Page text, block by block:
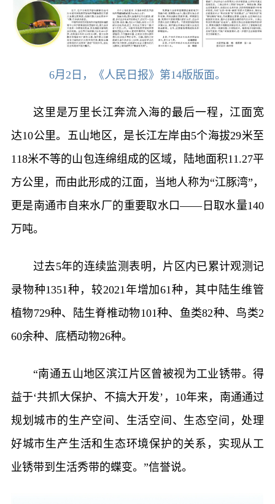
6月2日，《人民日报》第14版版面。
这里是万里长江奔流入海的最后一程，江面宽
达10公里。五山地区，是长江左岸由5个海拔29米至
118米不等的山包连绵组成的区域，陆地面积11.27平
方公里，而由此形成的江面，当地人称为“江豚湾”，
更是南通市自来水厂的重要取水口——日取水量140
万吨。
过去5年的连续监测表明，片区内已累计观测记
录物种1351种，较2021年增加61种，其中陆生维管
植物729种、陆生脊椎动物101种、鱼类82种、鸟类2
60余种、底栖动物26种。
“南通五山地区滨江片区曾被视为工业锈带。得
益于‘共抓大保护、不搞大开发’，10年来，南通通过
规划城市的生产空间、生活空间、生态空间，处理
好城市生产生活和生态环境保护的关系，实现从工
业锈带到生活秀带的蝶变。”信誉说。